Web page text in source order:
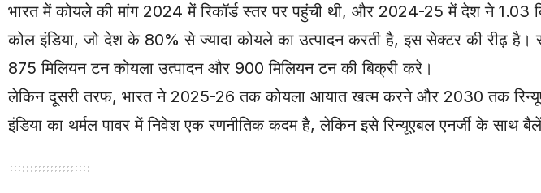
भारत में कोयले की मांग 2024 में रिकॉर्ड स्तर पर पहुंची थी, और 2024-25 में देश ने 1.03
कोल इंडिया, जो देश के 80% से ज्यादा कोयले का उत्पादन करती है, इस सेक्टर की रीढ़
875 मिलियन टन कोयला उत्पादन और 900 मिलियन टन की बिक्री करे।
लेकिन दूसरी तरफ, भारत ने 2025-26 तक कोयला आयात खत्म करने और 2030 तक
इंडिया का थर्मल पावर में निवेश एक रणनीतिक कदम है, लेकिन इसे रिन्यूएबल एनर्जी के साथ